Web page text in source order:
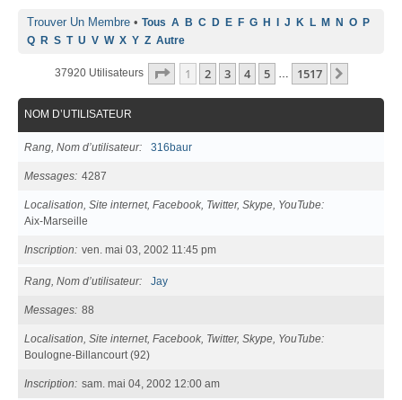
Trouver Un Membre • Tous A B C D E F G H I J K L M N O P
Q R S T U V W X Y Z Autre
37920 Utilisateurs Page 1Sur1517
1 2 3 4 5 … 1517
NOM D’UTILISATEUR
Rang, Nom d’utilisateur 316baur
Messages 4287
Localisation, Site internet, Facebook, Twitter, Skype, YouTube
Aix-Marseille
Inscription ven. mai 03, 2002 11:45 pm
Rang, Nom d’utilisateur Jay
Messages 88
Localisation, Site internet, Facebook, Twitter, Skype, YouTube
Boulogne-Billancourt (92)
Inscription sam. mai 04, 2002 12:00 am